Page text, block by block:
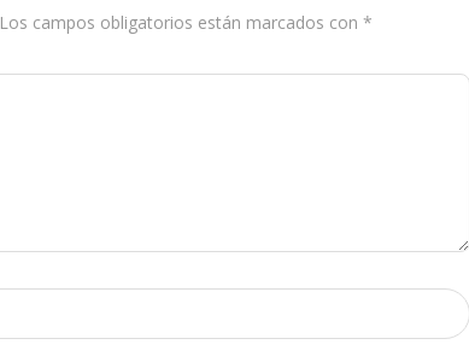
Los campos obligatorios están marcados con*